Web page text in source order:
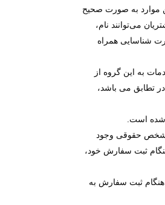
موارد به صورت صحیح
می‌توانند نام،
شناسایی همراه
به این گروه از
تطابق می باشد،
شده است.
شخص حقوقی وجود
ثبت سفارش خود،
هنگام ثبت سفارش به